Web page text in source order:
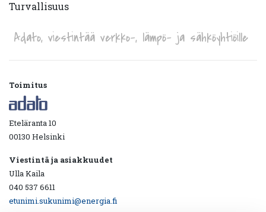
Turvallisuus
Adato, viestintää verkko-, lämpö- ja sähköyhtiöille
Toimitus
Eteläranta 10
00130 Helsinki
Viestintä ja asiakkuudet
Ulla Kaila
040 537 6611
etunimi.sukunimi@energia.fi